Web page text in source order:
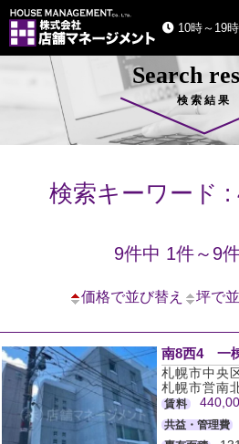
10時～19時
Search
検索結果
検索キーワード :
9件中 1件～9
価格で並び替え 坪で
南8西4 一
札幌市中央
札幌市営南
賃料
共益・管理費